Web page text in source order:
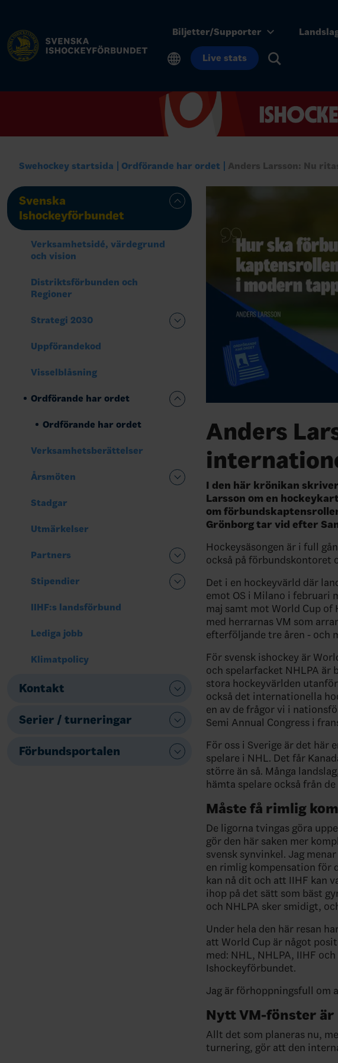
Biljetter/Supporter
Live stats
Swehockey startsida Ordförande har ordet Anders Larsson: Nu
Svenska
Ishockeyförbundet
Verksamhetsidé, värdegrund
och vision
Distriktsförbunden och
Regioner
Strategi 2030
Uppförandekod
Visselblåsning
Ordförande har ordet
Ordförande har ordet
Verksamhetsberättelser
Årsmöten
Stadgar
Utmärkelser
Partners
Stipendier
IIHF:s landsförbund
Lediga jobb
Klimatpolicy
Kontakt
Serier / turneringar
Förbundsportalen
Anders
I den här krönikan
Larsson om en
om
Grönborg tar vid efter
Hockeysäsongen är i full
också på förbundskontoret
Det i en hockeyvärld där
emot OS i Milano i februari
maj samt mot World Cup of
med herrarnas VM som
efterföljande tre åren - och
För svensk ishockey är
och spelarfacket NHLPA är
stora hockeyvärlden
också det internationella
en av de frågor vi i
Semi Annual Congress i
För oss i Sverige är det här
spelare i NHL. Det får
större än så. Många
hämta spelare också från
Måste få rimlig
De ligorna tvingas göra
gör den här saken mer
svensk synvinkel. Jag
en rimlig kompensation för
kan nå dit och att IIHF kan
ihop på det sätt som bäst
och NHLPA sker smidigt,
Under hela den här resan
att World Cup är något
med: NHL, NHLPA, IIHF
Ishockeyförbundet.
Jag är förhoppningsfull om
Nytt VM-fönster
Allt det som planeras nu,
turnering, gör att den